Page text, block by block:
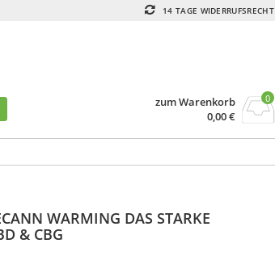
14 TAGE WIDERRUFSRECHT
zum Warenkorb
0,00€
0
WARMING DAS STARKE
& CBG